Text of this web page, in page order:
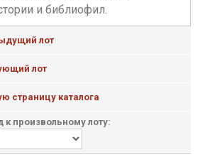
и библиофил.
лот
лот
страницу каталога
произвольному лоту: